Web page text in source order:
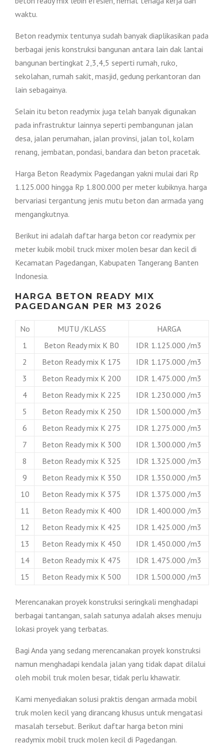
waktu.
Beton readymix tentunya sudah banyak diaplikasikan pada
berbagai jenis konstruksi bangunan antara lain dak lantai
bangunan bertingkat 2,3,4,5 seperti rumah, ruko,
sekolahan, rumah sakit, masjid, gedung perkantoran dan
lain sebagainya.
Selain itu beton readymix juga telah banyak digunakan
pada infrastruktur lainnya seperti pembangunan jalan
desa, jalan perumahan, jalan provinsi, jalan tol, kolam
renang, jembatan, pondasi, bandara dan beton pracetak.
Harga Beton Readymix Pagedangan yakni mulai dari Rp
1.125.000 hingga Rp 1.800.000 per meter kubiknya. harga
bervariasi tergantung jenis mutu beton dan armada yang
mengangkutnya.
Berikut ini adalah daftar harga beton cor readymix per
meter kubik mobil truck mixer molen besar dan kecil di
Kecamatan Pagedangan, Kabupaten Tangerang Banten
Indonesia.
HARGA BETON READY MIX
PAGEDANGAN PER M3 2026
No MUTU /KLASS
HARGA
1
Beton Ready mix K B0
IDR 1.125.000 /m3
2
Beton Ready mix K 175
IDR 1.175.000 /m3
3
Beton Ready mix K 200
IDR 1.475.000 /m3
4
Beton Ready mix K 225
IDR 1.230.000 /m3
5
Beton Ready mix K 250
IDR 1.500.000 /m3
6
Beton Ready mix K 275
IDR 1.275.000 /m3
7
Beton Ready mix K 300
IDR 1.300.000 /m3
8
Beton Ready mix K 325
IDR 1.325.000 /m3
9
Beton Ready mix K 350
IDR 1.350.000 /m3
10
Beton Ready mix K 375
IDR 1.375.000 /m3
11
Beton Ready mix K 400
IDR 1.400.000 /m3
12
Beton Ready mix K 425
IDR 1.425.000 /m3
13
Beton Ready mix K 450
IDR 1.450.000 /m3
14
Beton Ready mix K 475
IDR 1.475.000 /m3
15
Beton Ready mix K 500 IDR 1.500.000 /m3
Merencanakan proyek konstruksi seringkali menghadapi
berbagai tantangan, salah satunya adalah akses menuju
lokasi proyek yang terbatas.
Bagi Anda yang sedang merencanakan proyek konstruksi
namun menghadapi kendala jalan yang tidak dapat dilalui
oleh mobil truk molen besar, tidak perlu khawatir.
Kami menyediakan solusi praktis dengan armada mobil
truk molen kecil yang dirancang khusus untuk mengatasi
masalah tersebut. Berikut daftar harga beton mini
readymix mobil truck molen kecil di Pagedangan.